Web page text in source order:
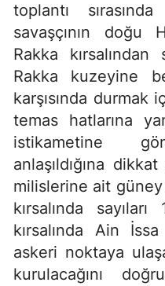
toplantı
savaşçının doğu
Rakka
Rakka kuzeyine
karşısında durmak
temas hatlarına
istikametine
anlaşıldığına
milislerine ait
kırsalında
kırsalında Ain
askeri noktaya
kurulacağını